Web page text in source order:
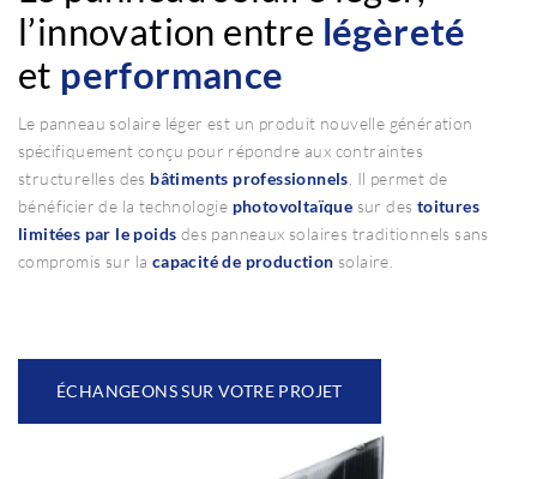
l’innovation entre légèreté
et performance
Le panneau solaire léger est un produit nouvelle génération
spécifiquement conçu pour répondre aux contraintes
structurelles des bâtiments professionnels . Il permet de
bénéficier de la technologie photovoltaïque sur des toitures
limitées par le poids des panneaux solaires traditionnels sans
compromis sur la capacité de production solaire.
ÉCHANGEONS SUR VOTRE PROJET